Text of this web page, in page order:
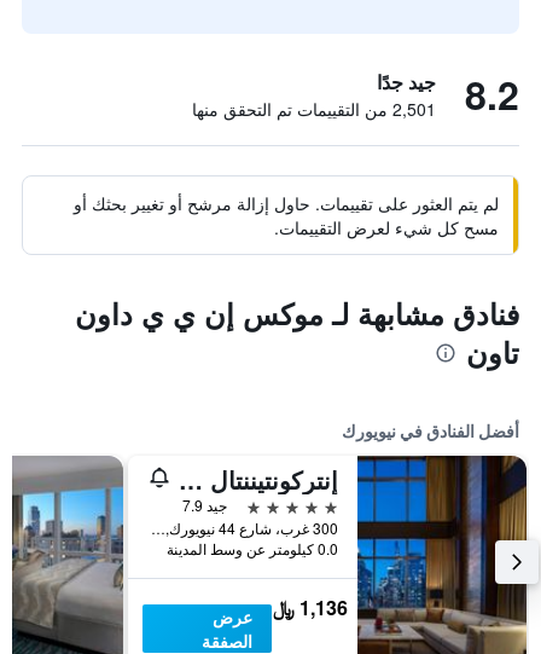
8.2 جيد جدًا
2,501 من التقييمات تم التحقق منها
لم يتم العثور على تقييمات. حاول إزالة مرشح أو تغيير بحثك أو
مسح كل شيء لعرض التقييمات.
فنادق مشابهة لـ موكس إن ي ي داون
تاون
أفضل الفنادق في نيويورك
إنتركونتيننتال نيويورك تاميز سكوير
5 نجوم
جيد 7.9
300 غرب، شارع 44 نيويورك, نيويورك, NY, الولايات المتحدة الأميريكية
0.0 كيلومتر عن وسط المدينة
1,136 ﷼
عرض
الصفقة